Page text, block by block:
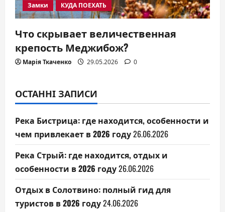
Замки КУДА ПОЕХАТЬ
Что скрывает величественная
крепость Меджибож?
Марія Ткаченко 29.05.2026 0
ОСТАННІ ЗАПИСИ
Река Бистрица: где находится, особенности и
чем привлекает в 2026 году26.06.2026
Река Стрый: где находится, отдых и
особенности в 2026 году26.06.2026
Отдых в Солотвино: полный гид для
туристов в 2026 году24.06.2026